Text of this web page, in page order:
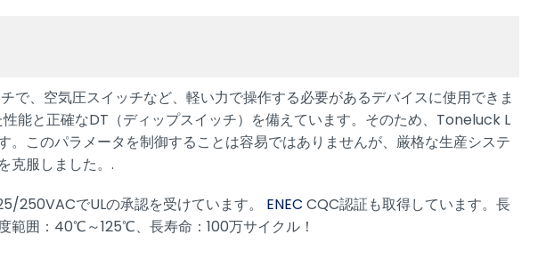
、空気圧スイッチなど、軽い力で操作する必要があるデバイスに使用できま
能と正確なDT（ディップスイッチ）を備えています。そのため、Toneluck L
このパラメータを制御することは容易ではありませんが、厳格な生産システ
克服しました。.
250VACでULの承認を受けています。 ENEC CQC認証も取得しています。長
範囲：40℃～125℃、長寿命：100万サイクル！